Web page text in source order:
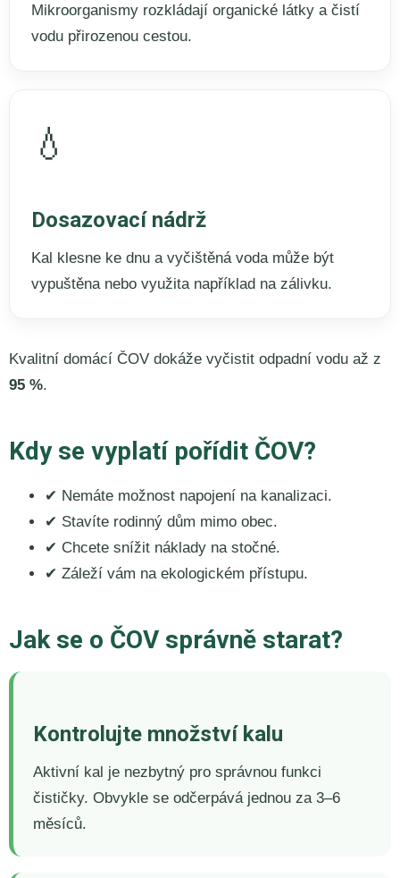
Mikroorganismy rozkládají organické látky a čistí
vodu přirozenou cestou.
💧
Dosazovací nádrž
Kal klesne ke dnu a vyčištěná voda může být
vypuštěna nebo využita například na zálivku.
Kvalitní domácí ČOV dokáže vyčistit odpadní vodu až z
95 %.
Kdy se vyplatí pořídit ČOV?
✔ Nemáte možnost napojení na kanalizaci.
✔ Stavíte rodinný dům mimo obec.
✔ Chcete snížit náklady na stočné.
✔ Záleží vám na ekologickém přístupu.
Jak se o ČOV správně starat?
Kontrolujte množství kalu
Aktivní kal je nezbytný pro správnou funkci
čističky. Obvykle se odčerpává jednou za 3–6
měsíců.